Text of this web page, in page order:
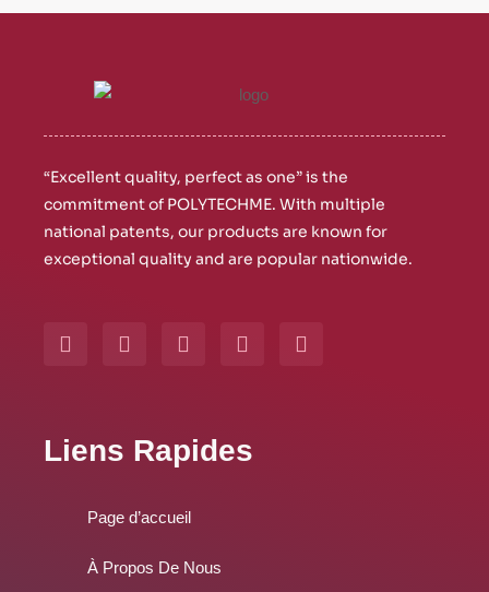
“Excellent quality, perfect as one” is the
commitment of POLYTECHME. With multiple
national patents, our products are known for
exceptional quality and are popular nationwide.
Y
o
b
e
W
h
a
p
L
i
d
i
I
n
g
r
F
a
⁠Liens Rapides
Page d’accueil
À Propos De Nous